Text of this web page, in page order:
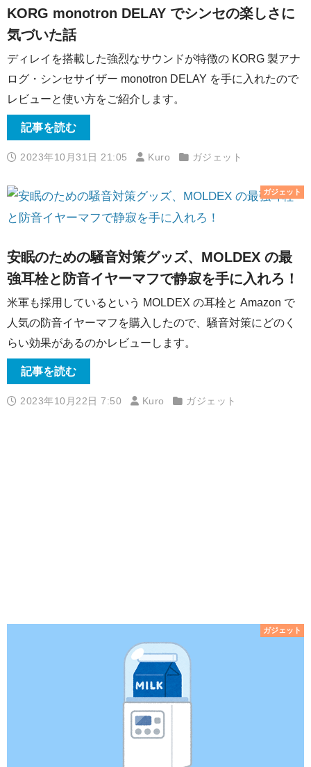
KORG monotron DELAY でシンセの楽しさに
気づいた話
ディレイを搭載した強烈なサウンドが特徴の KORG 製アナ
ログ・シンセサイザー monotron DELAY を手に入れたので
レビューと使い方をご紹介します。
記事を読む
2023年10月31日 21:05 Kuro ガジェット
ガジェット
安眠のための騒音対策グッズ、MOLDEX の最
強耳栓と防音イヤーマフで静寂を手に入れろ！
米軍も採用しているという MOLDEX の耳栓と Amazon で
人気の防音イヤーマフを購入したので、騒音対策にどのく
らい効果があるのかレビューします。
記事を読む
2023年10月22日 7:50 Kuro ガジェット
ガジェット